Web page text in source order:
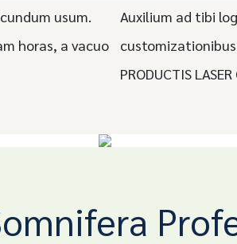
usum.
horas, a vacuo
Auxilium ad tibi
customizationibus
PRODUCTIS LASER